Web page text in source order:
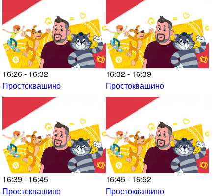
16:26 - 16:32
Простоквашино
16:32 - 16:39
Простоквашино
16:39 - 16:45
Простоквашино
16:45 - 16:52
Простоквашино